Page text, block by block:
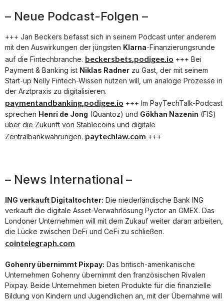
– Neue Podcast-Folgen –
+++ Jan Beckers befasst sich in seinem Podcast unter anderem
mit den Auswirkungen der jüngsten Klarna-Finanzierungsrunde
auf die Fintechbranche. beckersbets.podigee.io +++ Bei
Payment & Banking ist Niklas Radner zu Gast, der mit seinem
Start-up Nelly Fintech-Wissen nutzen will, um analoge Prozesse in
der Arztpraxis zu digitalisieren.
paymentandbanking.podigee.io +++ Im PayTechTalk-Podcast
sprechen Henri de Jong (Quantoz) und Gökhan Nazenin (FIS)
über die Zukunft von Stablecoins und digitale
Zentralbankwährungen. paytechlaw.com +++
– News International –
ING verkauft Digitaltochter: Die niederländische Bank ING
verkauft die digitale Asset-Verwahrlösung Pyctor an GMEX. Das
Londoner Unternehmen will mit dem Zukauf weiter daran arbeiten,
die Lücke zwischen DeFi und CeFi zu schließen.
cointelegraph.com
Gohenry übernimmt Pixpay: Das britisch-amerikanische
Unternehmen Gohenry übernimmt den französischen Rivalen
Pixpay. Beide Unternehmen bieten Produkte für die finanzielle
Bildung von Kindern und Jugendlichen an, mit der Übernahme will